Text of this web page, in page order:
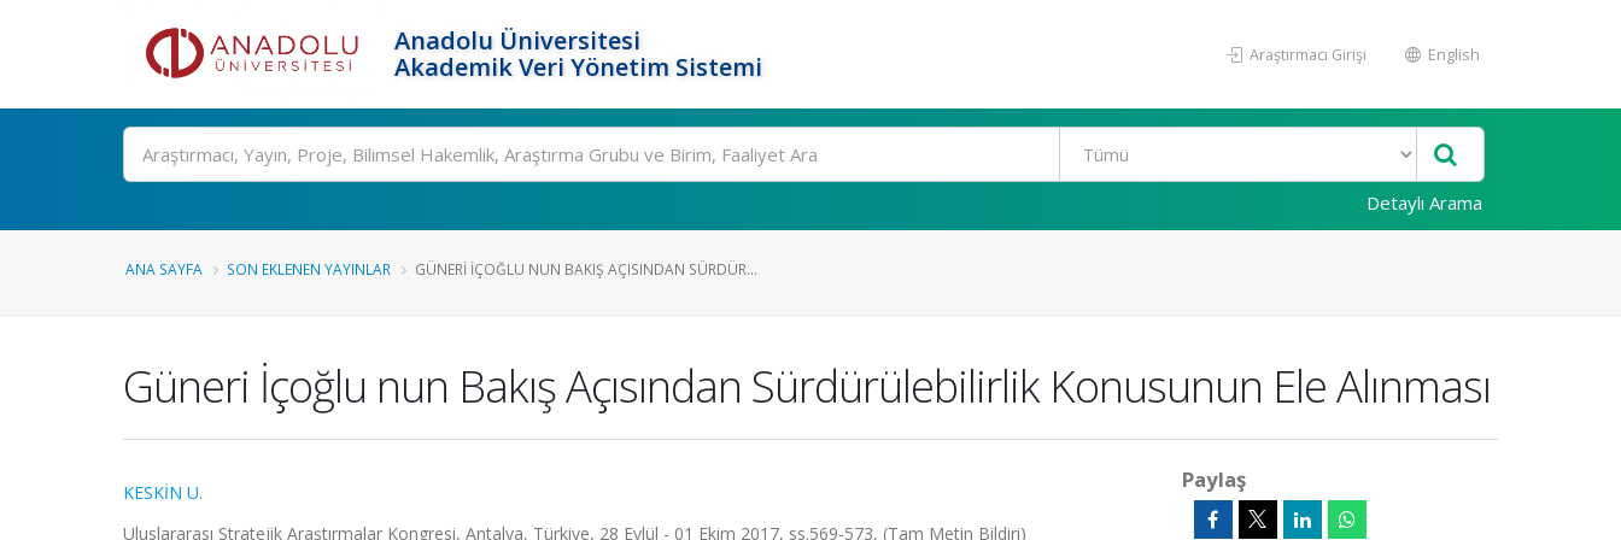
Anadolu Üniversitesi
Akademik Veri Yönetim Sistemi
Araştırmacı Girişi English
Ara
Detaylı Arama
ANA SAYFA SON EKLENEN YAYINLAR GÜNERI İÇOĞLU NUN BAKIŞ AÇISINDAN SÜRDÜR...
Güneri İçoğlu nun Bakış Açısından Sürdürülebilirlik Konusunun Ele Alınması
KESKİN U.
Uluslararası Stratejik Araştırmalar Kongresi, Antalya, Türkiye, 28 Eylül - 01 Ekim 2017, ss.569-573, (Tam Metin Bildiri)
Paylaş